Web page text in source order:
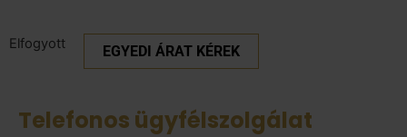
Elfogyott EGYEDI ÁRAT KÉREK
Telefonos ügyfélszolgálat